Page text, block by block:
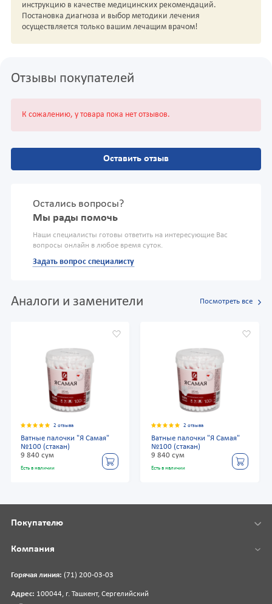
инструкцию в качестве медицинских рекомендаций.
Постановка диагноза и выбор методики лечения
осуществляется только вашим лечащим врачом!
Отзывы покупателей
К сожалению, у товара пока нет отзывов.
Оставить отзыв
Остались вопросы?
Мы рады помочь
Наши специалисты готовы ответить на интересующие Вас
вопросы онлайн в любое время суток.
Задать вопрос специалисту
Аналоги и заменители Посмотреть все
2 отзыва
Ватные палочки "Я Самая"
№100 (стакан)
9 840 сум
Есть в наличии
2 отзыва
Ватные палочки "Я Самая"
№100 (стакан)
9 840 сум
Есть в наличии
Горячая линия: (71) 200-03-03
Адрес: 100044, г. Ташкент, Сергелийский
Покупателю
Компания